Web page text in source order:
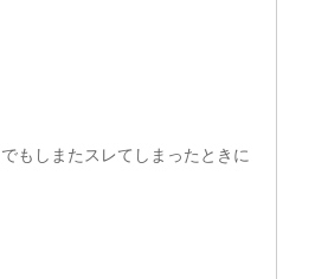
もしまたスレてしまったときに